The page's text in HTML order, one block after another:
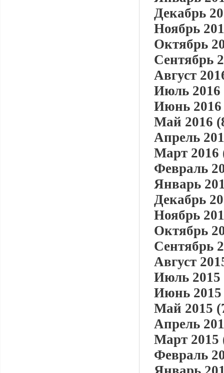
Декабрь
Ноябрь
Октябрь
Сентябрь
Август
Июль 2016
Июнь 2016
Май 2016
Апрель
Март 2016
Февраль
Январь
Декабрь
Ноябрь
Октябрь
Сентябрь
Август
Июль 2015
Июнь 2015
Май 2015
Апрель
Март 2015
Февраль